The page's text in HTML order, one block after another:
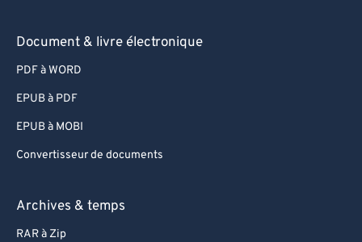
Document & livre électronique
PDF à WORD
EPUB à PDF
EPUB à MOBI
Convertisseur de documents
Archives & temps
RAR à Zip